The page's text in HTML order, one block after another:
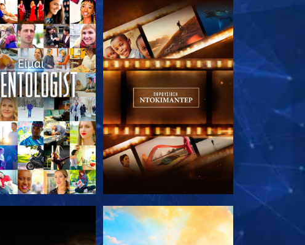
ΤΗ ΣΕΙΡΑ ΕΞΕΡΕΥΝΗΣΤΕ ΤΗ ΣΕΙΡΑ
ΤΗ ΣΕΙΡΑ ΕΞΕΡΕΥΝΗΣΤΕ ΤΗ ΣΕΙΡΑ